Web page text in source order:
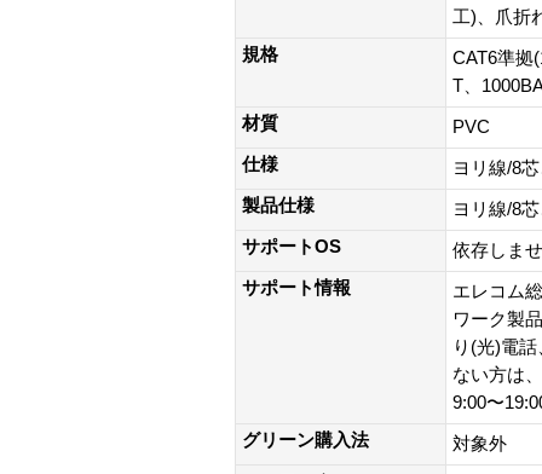
工)、爪折
規格
CAT6準拠
T、
材質
PVC
仕様
ヨリ線/8
製品仕様
ヨリ線/8
サポートOS
依存しま
サポート情報
エレコム
ワーク製
り(光)電
ない方は
9:00〜
グリーン購入法
対象外